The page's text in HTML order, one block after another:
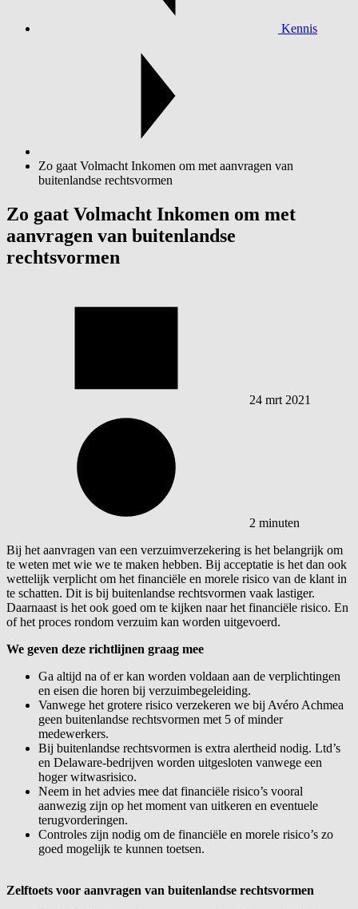
Kennis
Zo gaat Volmacht Inkomen om met aanvragen van
buitenlandse rechtsvormen
Zo gaat Volmacht Inkomen om met
aanvragen van buitenlandse
rechtsvormen
24 mrt 2021
2 minuten
Bij het aanvragen van een verzuimverzekering is het belangrijk om
te weten met wie we te maken hebben. Bij acceptatie is het dan ook
wettelijk verplicht om het financiële en morele risico van de klant in
te schatten. Dit is bij buitenlandse rechtsvormen vaak lastiger.
Daarnaast is het ook goed om te kijken naar het financiële risico. En
of het proces rondom verzuim kan worden uitgevoerd.
We geven deze richtlijnen graag mee
Ga altijd na of er kan worden voldaan aan de verplichtingen
en eisen die horen bij verzuimbegeleiding.
Vanwege het grotere risico verzekeren we bij Avéro Achmea
geen buitenlandse rechtsvormen met 5 of minder
medewerkers.
Bij buitenlandse rechtsvormen is extra alertheid nodig. Ltd’s
en Delaware-bedrijven worden uitgesloten vanwege een
hoger witwasrisico.
Neem in het advies mee dat financiële risico’s vooral
aanwezig zijn op het moment van uitkeren en eventuele
terugvorderingen.
Controles zijn nodig om de financiële en morele risico’s zo
goed mogelijk te kunnen toetsen.
Zelftoets voor aanvragen van buitenlandse rechtsvormen